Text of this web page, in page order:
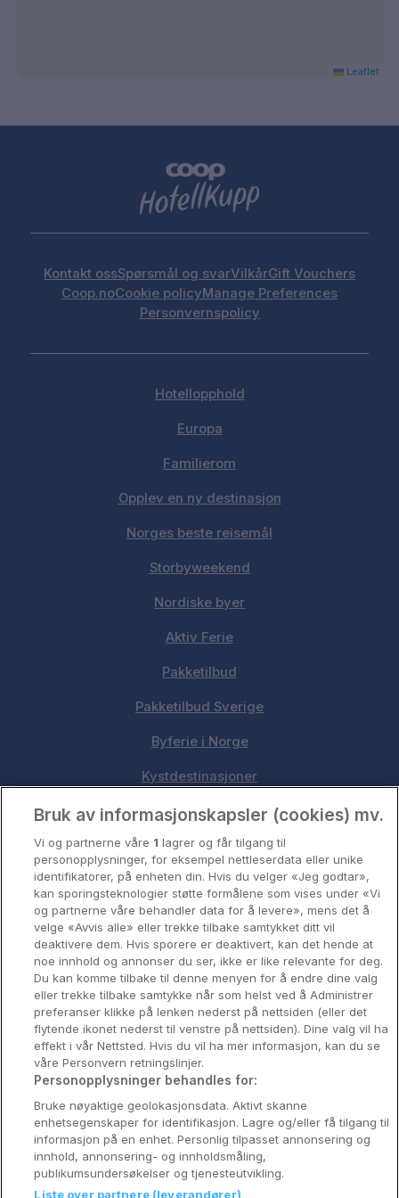
Leaflet
Kontakt ossSpørsmål og svarVilkårGift Vouchers
Coop.noCookie policyManage Preferences
Personvernspolicy
Hotellopphold
Europa
Familierom
Opplev en ny destinasjon
Norges beste reisemål
Storbyweekend
Nordiske byer
Aktiv Ferie
Pakketilbud
Pakketilbud Sverige
Byferie i Norge
Kystdestinasjoner
Oslo
Stavanger
Bergen
Utforsk Norden
Om Coop HotellKupp
Konkurranse
Koselig avbrekk
Velvære i var
Premiumhotell
Venninnetur
Bruk av informasjonskapsler (cookies) mv.
Vi og partnerne våre 1 lagrer og får tilgang til
personopplysninger, for eksempel nettleserdata eller unike
identifikatorer, på enheten din. Hvis du velger «Jeg godtar»,
kan sporingsteknologier støtte formålene som vises under «Vi
og partnerne våre behandler data for å levere», mens det å
velge «Avvis alle» eller trekke tilbake samtykket ditt vil
deaktivere dem. Hvis sporere er deaktivert, kan det hende at
noe innhold og annonser du ser, ikke er like relevante for deg.
Du kan komme tilbake til denne menyen for å endre dine valg
eller trekke tilbake samtykke når som helst ved å Administrer
preferanser klikke på lenken nederst på nettsiden (eller det
flytende ikonet nederst til venstre på nettsiden). Dine valg vil ha
effekt i vår Nettsted. Hvis du vil ha mer informasjon, kan du se
våre Personvern retningslinjer.
Personopplysninger behandles for:
Bruke nøyaktige geolokasjonsdata. Aktivt skanne
enhetsegenskaper for identifikasjon. Lagre og/eller få tilgang til
informasjon på en enhet. Personlig tilpasset annonsering og
innhold, annonsering- og innholdsmåling,
publikumsundersøkelser og tjenesteutvikling.
Liste over partnere (leverandører)